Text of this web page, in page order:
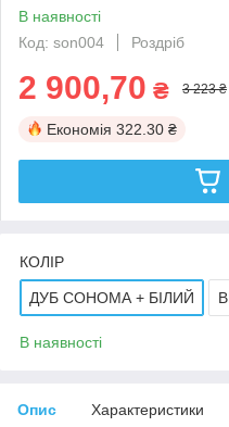
В наявності
Код: son004
Роздріб
2 900,70 ₴ 3 223 ₴
Економія 322.30 ₴
КОЛІР
ДУБ СОНОМА + БІЛИЙ
В наявності
Опис Характеристики